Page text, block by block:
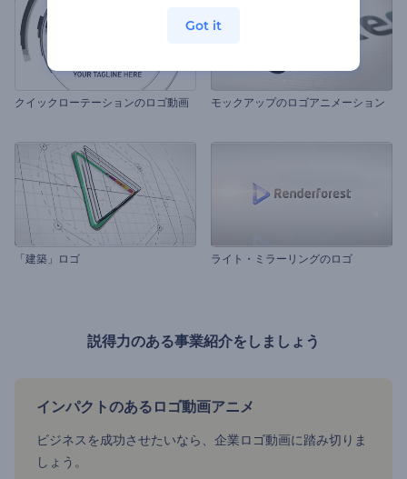
クイックローテーションのロゴ動画 モックアップのロゴアニメーション
「建築」ロゴ ライト・ミラーリングのロゴ
説得力のある事業紹介をしましょう
インパクトのあるロゴ動画アニメ
ビジネスを成功させたいなら、企業ロゴ動画に踏み切りま
しょう。
Got it